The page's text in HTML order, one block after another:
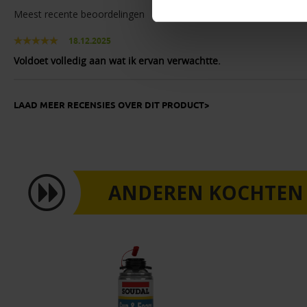
Meest recente beoordelingen
18.12.2025
Voldoet volledig aan wat ik ervan verwachtte.
LAAD MEER RECENSIES OVER DIT PRODUCT>
ANDEREN